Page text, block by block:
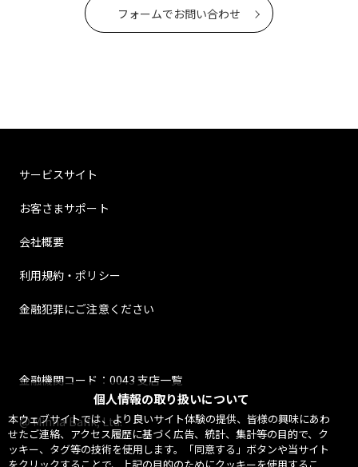
個人情報の取り扱いについて
本ウェブサイトでは、より良いサイト体験の提供、皆様の興味にあわ
せたご連絡、アクセス履歴に基づく広告、統計、集計等の目的で、ク
ッキー、タグ等の技術を使用します。「同意する」ボタンや当サイト
フォームでお問い合わせ
サービスサイト
お客さまサポート
会社概要
利用規約・ポリシー
金融犯罪にご注意ください
金融機関コード：0043 支店一覧
@ Minna Bank, Ltd.